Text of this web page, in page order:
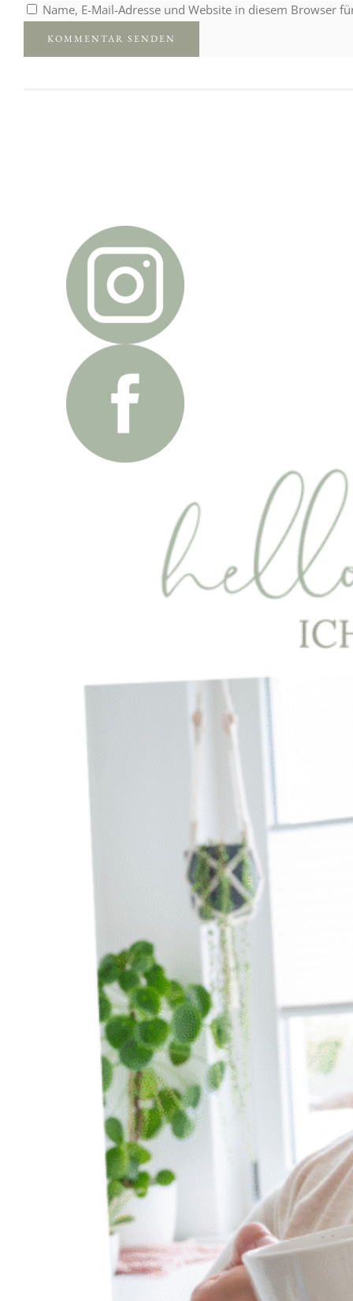
Name, E-Mail-Adresse und Website in diesem Browser